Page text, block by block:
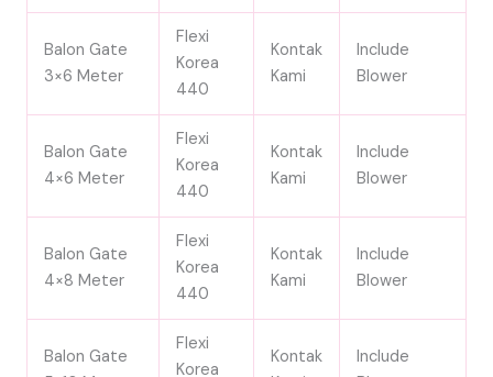
Balon Gate
3×6 Meter
Flexi
Korea
440
Kontak
Kami
Include
Blower
Balon Gate
4×6 Meter
Flexi
Korea
440
Kontak
Kami
Include
Blower
Balon Gate
4×8 Meter
Flexi
Korea
440
Kontak
Kami
Include
Blower
Balon Gate
Flexi
Korea
Kontak
Include